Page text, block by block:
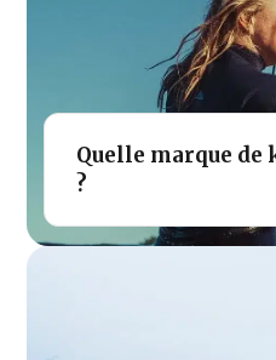
Quelle marque
?